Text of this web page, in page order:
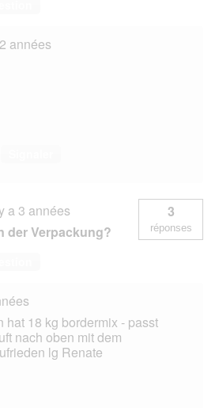
années
a 3 années
der Verpackung?
3
réponses
hat 18 kg bordermix - passt
nach oben mit dem
lg Renate